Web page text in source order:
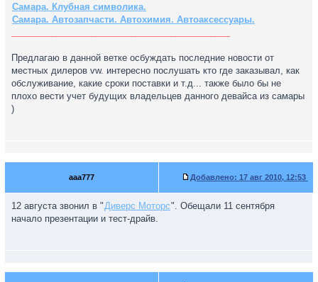
Самара. Клубная символика.
Самара. Автозапчасти. Автохимия. Автоаксессуары.
Предлагаю в данной ветке осбуждать последние новости от
местных дилеров vw. интересно послушать кто где заказывал, как
обслуживание, какие сроки поставки и т.д... также было бы не
плохо вести учет будущих владельцев данного девайса из самары
)
aaa777 Добавлено: 17 авг 2010, 12:53
12 августа звонил в "Диверс Моторс". Обещали 11 сентября
начало презентации и тест-драйв.